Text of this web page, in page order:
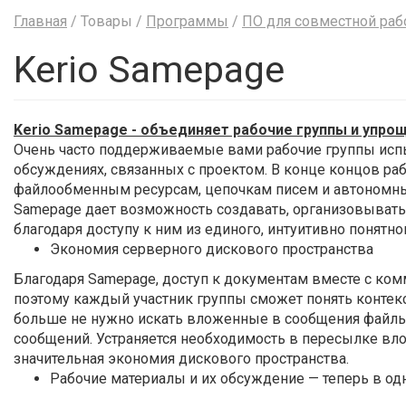
Главная / Товары / Программы / ПО для совместной
Kerio Samepage
Kerio Samepage - объединяет рабочие группы и
Очень часто поддерживаемые вами рабочие группы
обсуждениях, связанных с проектом. В конце концов
файлообменным ресурсам, цепочкам писем и
Samepage дает возможность создавать,
благодаря доступу к ним из единого, интуитивно
Экономия серверного дискового пространства
Благодаря Samepage, доступ к документам вместе с
поэтому каждый участник группы сможет понять
больше не нужно искать вложенные в сообщения
сообщений. Устраняется необходимость в пересылке
значительная экономия дискового пространства.
Рабочие материалы и их обсуждение — теперь в